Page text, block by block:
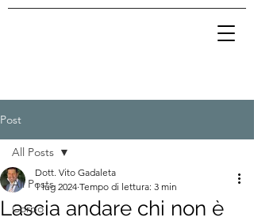
Post
All Posts
Corpo
All Posts
Lascia andare chi non è
Dott. Vito Gadaleta
1 lug 2024 Tempo di lettura: 3 min